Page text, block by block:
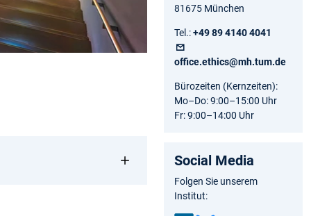
81675 München
Tel.:+49 89 4140 4041
office.ethics@mh.tum.de
Bürozeiten (Kernzeiten):
Mo–Do: 9:00–15:00 Uhr
Fr: 9:00–14:00 Uhr
Social Media
Folgen Sie unserem
Institut: